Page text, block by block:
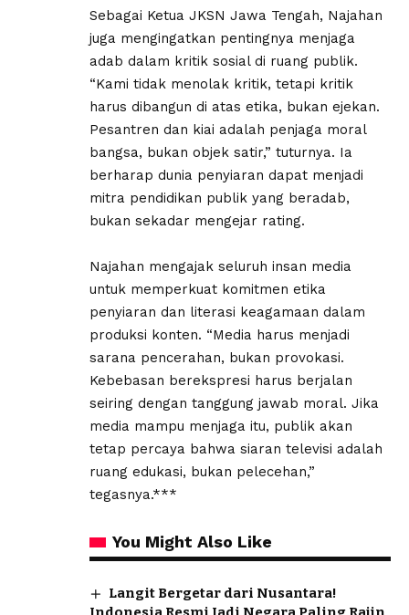
Sebagai Ketua JKSN Jawa Tengah, Najahan
juga mengingatkan pentingnya menjaga
adab dalam kritik sosial di ruang publik.
“Kami tidak menolak kritik, tetapi kritik
harus dibangun di atas etika, bukan ejekan.
Pesantren dan kiai adalah penjaga moral
bangsa, bukan objek satir,” tuturnya. Ia
berharap dunia penyiaran dapat menjadi
mitra pendidikan publik yang beradab,
bukan sekadar mengejar rating.
Najahan mengajak seluruh insan media
untuk memperkuat komitmen etika
penyiaran dan literasi keagamaan dalam
produksi konten. “Media harus menjadi
sarana pencerahan, bukan provokasi.
Kebebasan berekspresi harus berjalan
seiring dengan tanggung jawab moral. Jika
media mampu menjaga itu, publik akan
tetap percaya bahwa siaran televisi adalah
ruang edukasi, bukan pelecehan,”
tegasnya.***
You Might Also Like
Langit Bergetar dari Nusantara!